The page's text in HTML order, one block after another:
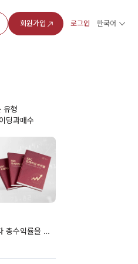
회원가입 로그인 한국어
유형
딩과매수
주간 배당 ETF: 분배율보다 총수익률을 봐야 하는 이유